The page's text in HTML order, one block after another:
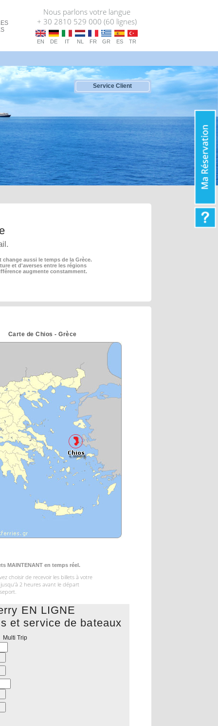
Nous parlons votre langue
+ 30 2810 529 000 (60 lignes)
EN DE IT NL FR GR ES TR
Service Client
aussi le temps de la Grèce.
et d'averses entre les régions
augmente constamment.
Carte de Chios - Grèce
MAINTENANT en temps réel.
choisir de recevoir les billets à votre
2 heures avant le départ
EN LIGNE
et service de bateaux
Multi Trip